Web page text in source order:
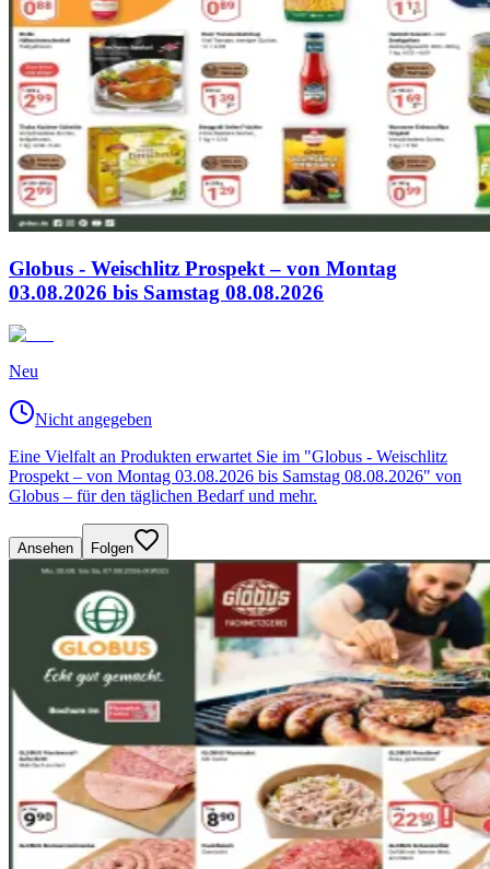
Globus - Weischlitz Prospekt – von Montag
03.08.2026 bis Samstag 08.08.2026
Neu
Nicht angegeben
Eine Vielfalt an Produkten erwartet Sie im "Globus - Weischlitz
Prospekt – von Montag 03.08.2026 bis Samstag 08.08.2026" von
Globus – für den täglichen Bedarf und mehr.
Ansehen Folgen